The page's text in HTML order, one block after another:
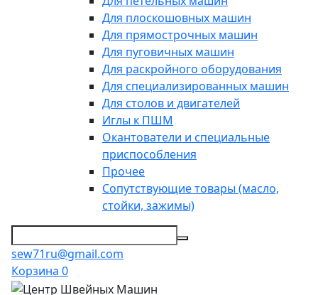
Для плоскошовных машин
Для прямострочных машин
Для пуговичных машин
Для раскройного оборудования
Для специализированных машин
Для столов и двигателей
Иглы к ПШМ
Окантователи и специальные
приспособления
Прочее
Сопутствующие товары (масло,
стойки, зажимы)
sew71ru@gmail.com
Корзина 0